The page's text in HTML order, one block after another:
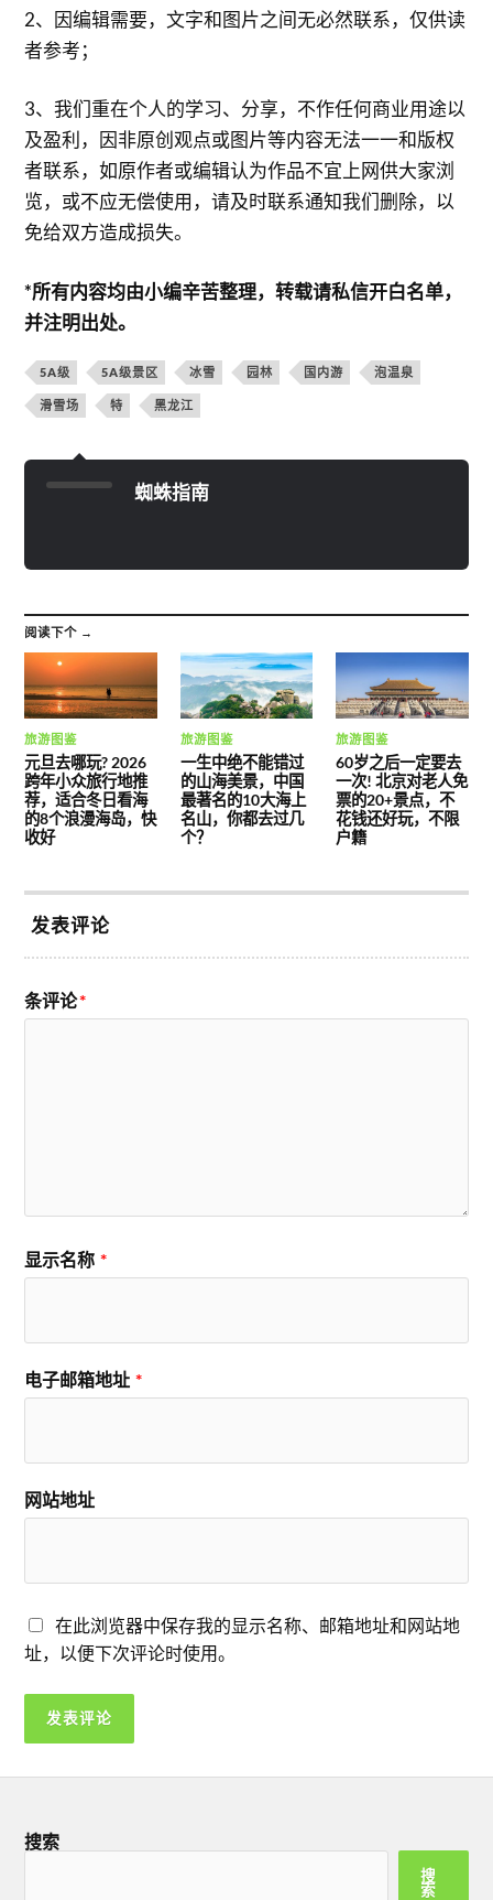
2、因编辑需要，文字和图片之间无必然联系，仅供读
者参考；
3、我们重在个人的学习、分享，不作任何商业用途以
及盈利，因非原创观点或图片等内容无法一一和版权
者联系，如原作者或编辑认为作品不宜上网供大家浏
览，或不应无偿使用，请及时联系通知我们删除，以
免给双方造成损失。
*所有内容均由小编辛苦整理，转载请私信开白名单，
并注明出处。
5A级 5A级景区 冰雪 园林 国内游 泡温泉
滑雪场 特 黑龙江
蜘蛛指南
阅读下个 →
旅游图鉴
元旦去哪玩? 2026
跨年小众旅行地推
荐，适合冬日看海
的8个浪漫海岛，快
收好
旅游图鉴
一生中绝不能错过
的山海美景，中国
最著名的10大海上
名山，你都去过几
个？
旅游图鉴
60岁之后一定要去
一次! 北京对老人免
票的20+景点，不
花钱还好玩，不限
户籍
发表评论
条评论*
显示名称 *
电子邮箱地址 *
网站地址
在此浏览器中保存我的显示名称、邮箱地址和网站地
址，以便下次评论时使用。
搜索
搜
索